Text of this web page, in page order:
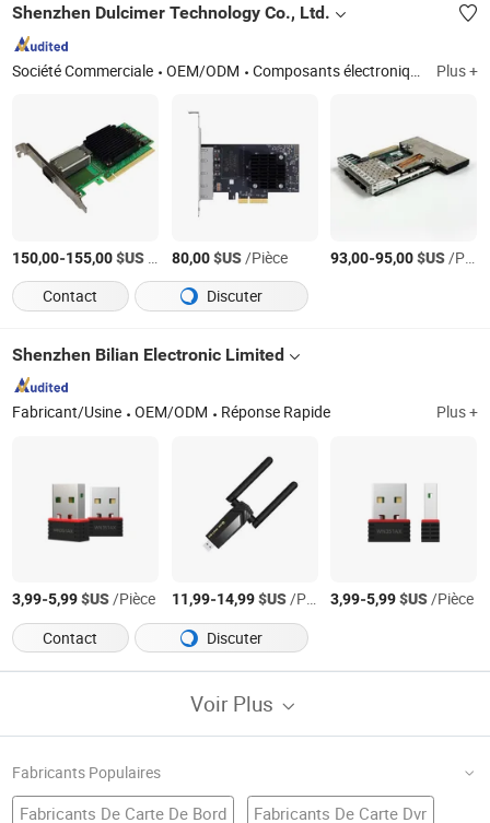
ordinateur portable et
Shenzhen Dulcimer Technology Co., Ltd.
Société Commerciale OEM/ODM Composants électroniques Plus +
150,00-155,00$US 80,00$US/Pièce 93,00-95,00$US/Pièce
Contact
Discuter
Shenzhen Bilian Electronic Limited
Fabricant/Usine OEM/ODM Réponse Rapide Plus +
3,99-5,99$US/Pièce 11,99-14,99$US/Pièce 3,99-5,99$US/Pièce
Contact
Discuter
Voir Plus
Fabricants Populaires
Fabricants De Carte De Bord Fabricants De Carte Dvr